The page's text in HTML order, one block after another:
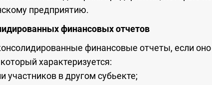
предприятию.
финансовых отчетов
финансовые отчеты, если оно
характеризуется:
в другом субьекте;